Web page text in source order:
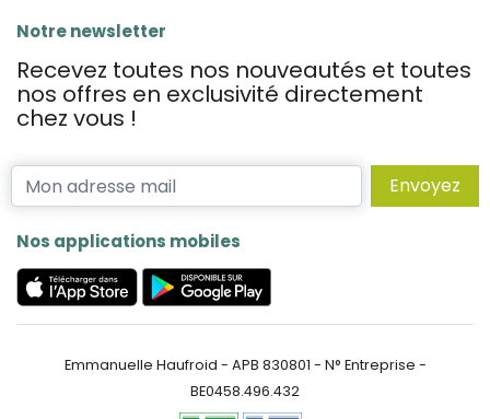
Notre newsletter
Recevez toutes nos nouveautés et toutes
nos offres en exclusivité directement
chez vous !
Envoyez
Nos applications mobiles
Emmanuelle Haufroid - APB 830801 - N° Entreprise -
BE0458.496.432